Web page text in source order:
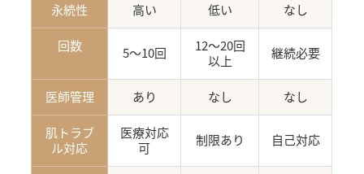
永続性
高い 低い
なし
回数
5〜10回
12〜20回
以上
継続必要
医師管理 あり なし
なし
肌トラブ
ル対応
医療対応
可
制限あり 自己対応